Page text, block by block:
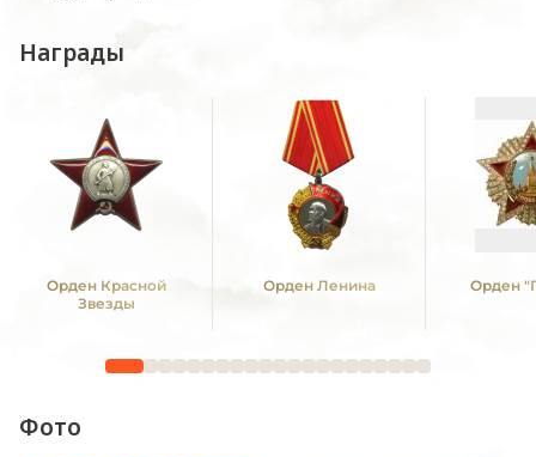
Награды
Орден Красной
Звезды
Орден Ленина Орден
Фото